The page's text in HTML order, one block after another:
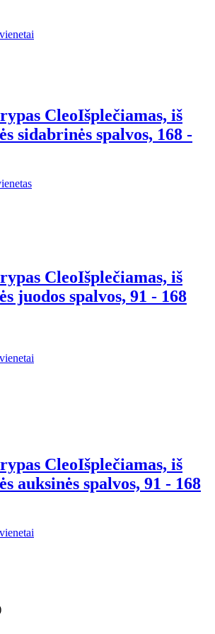
CleoIšplečiamas, iš
sidabrinės spalvos, 168 -
CleoIšplečiamas, iš
juodos spalvos, 91 - 168
CleoIšplečiamas, iš
auksinės spalvos, 91 - 168